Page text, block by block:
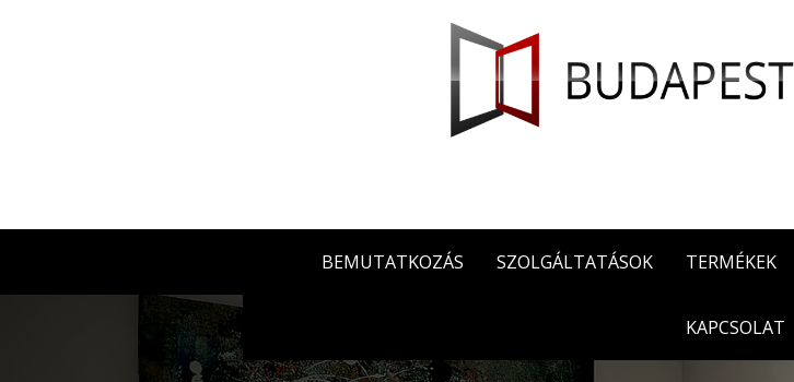
BEMUTATKOZÁS SZOLGÁLTATÁSOK TERMÉKEK
KAPCSOLAT